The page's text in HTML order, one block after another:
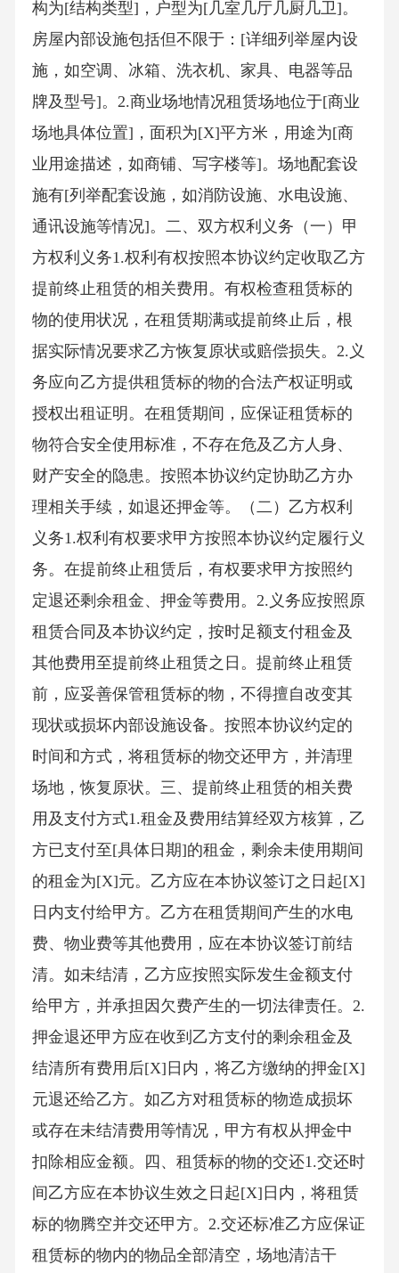
构为[结构类型]，户型为[几室几厅几厨几卫]。
房屋内部设施包括但不限于：[详细列举屋内设
施，如空调、冰箱、洗衣机、家具、电器等品
牌及型号]。2.商业场地情况租赁场地位于[商业
场地具体位置]，面积为[X]平方米，用途为[商
业用途描述，如商铺、写字楼等]。场地配套设
施有[列举配套设施，如消防设施、水电设施、
通讯设施等情况]。二、双方权利义务（一）甲
方权利义务1.权利有权按照本协议约定收取乙方
提前终止租赁的相关费用。有权检查租赁标的
物的使用状况，在租赁期满或提前终止后，根
据实际情况要求乙方恢复原状或赔偿损失。2.义
务应向乙方提供租赁标的物的合法产权证明或
授权出租证明。在租赁期间，应保证租赁标的
物符合安全使用标准，不存在危及乙方人身、
财产安全的隐患。按照本协议约定协助乙方办
理相关手续，如退还押金等。（二）乙方权利
义务1.权利有权要求甲方按照本协议约定履行义
务。在提前终止租赁后，有权要求甲方按照约
定退还剩余租金、押金等费用。2.义务应按照原
租赁合同及本协议约定，按时足额支付租金及
其他费用至提前终止租赁之日。提前终止租赁
前，应妥善保管租赁标的物，不得擅自改变其
现状或损坏内部设施设备。按照本协议约定的
时间和方式，将租赁标的物交还甲方，并清理
场地，恢复原状。三、提前终止租赁的相关费
用及支付方式1.租金及费用结算经双方核算，乙
方已支付至[具体日期]的租金，剩余未使用期间
的租金为[X]元。乙方应在本协议签订之日起[X]
日内支付给甲方。乙方在租赁期间产生的水电
费、物业费等其他费用，应在本协议签订前结
清。如未结清，乙方应按照实际发生金额支付
给甲方，并承担因欠费产生的一切法律责任。2.
押金退还甲方应在收到乙方支付的剩余租金及
结清所有费用后[X]日内，将乙方缴纳的押金[X]
元退还给乙方。如乙方对租赁标的物造成损坏
或存在未结清费用等情况，甲方有权从押金中
扣除相应金额。四、租赁标的物的交还1.交还时
间乙方应在本协议生效之日起[X]日内，将租赁
标的物腾空并交还甲方。2.交还标准乙方应保证
租赁标的物内的物品全部清空，场地清洁干